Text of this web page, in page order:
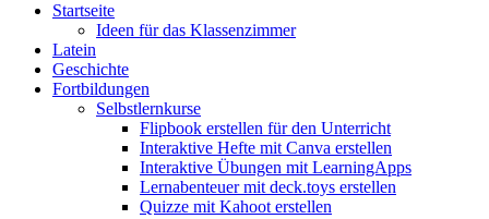
Startseite
Ideen für das Klassenzimmer
Latein
Geschichte
Fortbildungen
Selbstlernkurse
Flipbook erstellen für den Unterricht
Interaktive Hefte mit Canva erstellen
Interaktive Übungen mit LearningApps
Lernabenteuer mit deck.toys erstellen
Quizze mit Kahoot erstellen